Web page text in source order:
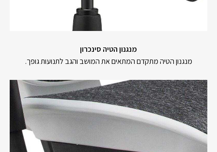
מנגנון הטיה סינכרון
מנגנון הטיה מתקדם המתאים את המושב והגב לתנועות גופך.